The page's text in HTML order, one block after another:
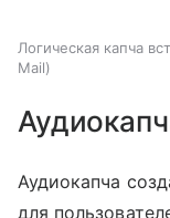
Логическая капча
Mail
Аудиокапча
для